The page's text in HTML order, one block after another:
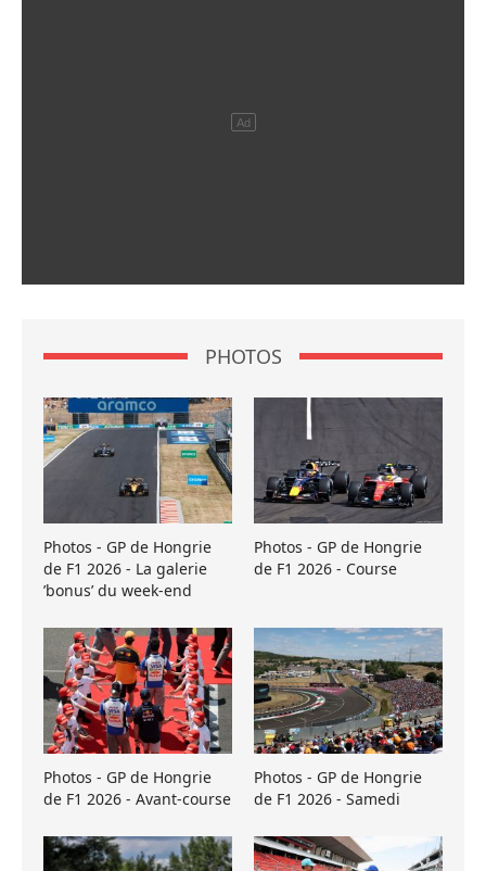
PHOTOS
Photos - GP de Hongrie
de F1 2026 - La galerie
’bonus’ du week-end
Photos - GP de Hongrie
de F1 2026 - Course
Photos - GP de Hongrie
de F1 2026 - Avant-course
Photos - GP de Hongrie
de F1 2026 - Samedi